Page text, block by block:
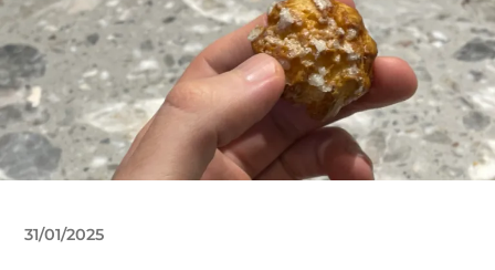
31/01/2025